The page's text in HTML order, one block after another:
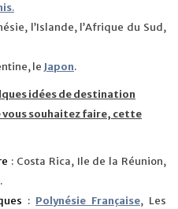
.
l’Islande, l’Afrique du Sud,
le Japon.
idées de destination
vous souhaitez faire, cette
: Costa Rica, Ile de la Réunion,
: Polynésie Française, Les